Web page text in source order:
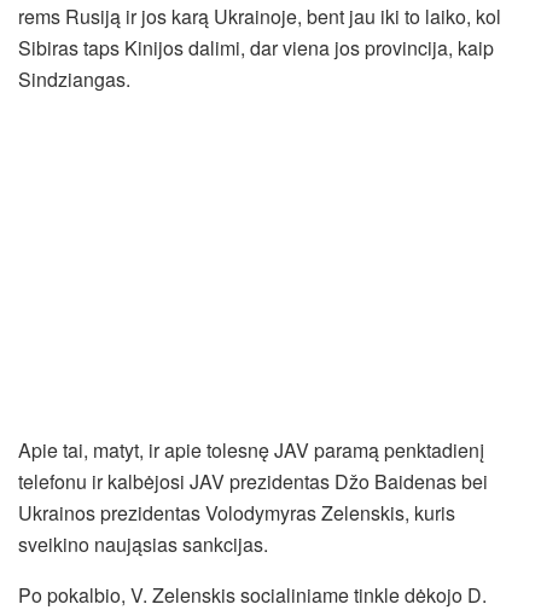
rems Rusiją ir jos karą Ukrainoje, bent jau iki to laiko, kol
Sibiras taps Kinijos dalimi, dar viena jos provincija, kaip
Sindziangas.
Apie tai, matyt, ir apie tolesnę JAV paramą penktadienį
telefonu ir kalbėjosi JAV prezidentas Džo Baidenas bei
Ukrainos prezidentas Volodymyras Zelenskis, kuris
sveikino naująsias sankcijas.
Po pokalbio, V. Zelenskis socialiniame tinkle dėkojo D.